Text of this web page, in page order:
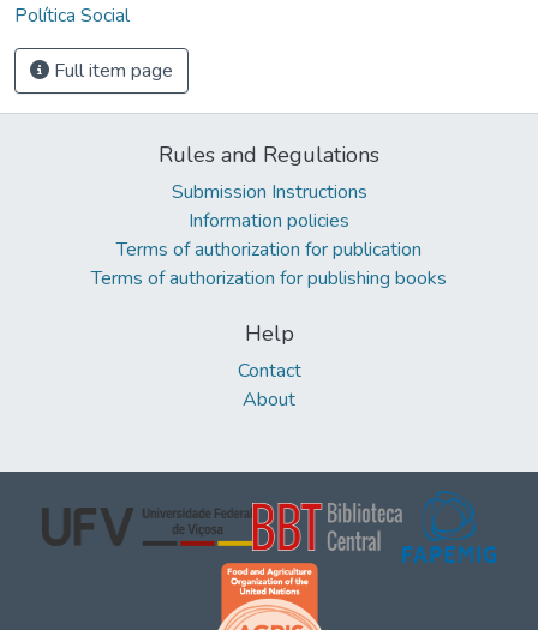
Política Social
Full item page
Rules and Regulations
Submission Instructions
Information policies
Terms of authorization for publication
Terms of authorization for publishing books
Help
Contact
About